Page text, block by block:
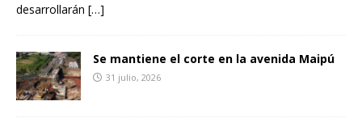
desarrollarán […]
Se mantiene el corte en la avenida Maipú
31 julio, 2026